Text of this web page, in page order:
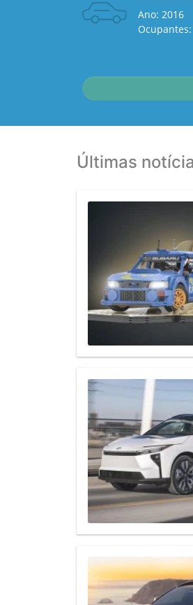
Ano: 2016
Últimas